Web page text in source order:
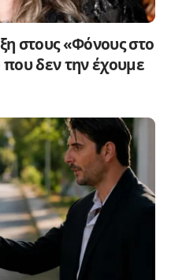
στους «Φόνους στο
δεν την έχουμε